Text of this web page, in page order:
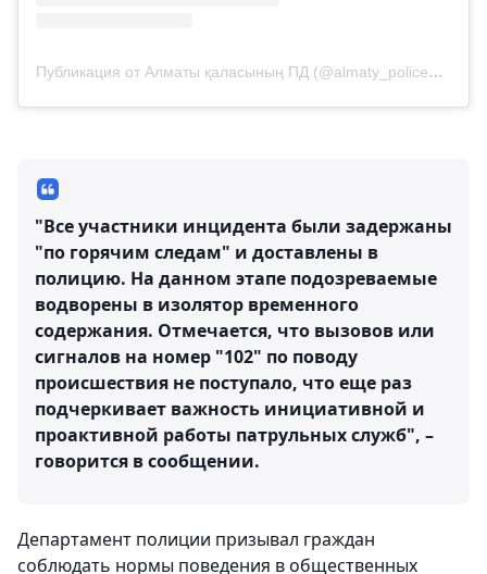
Публикация от Алматы қаласының ПД (@almaty_police_department)
"Все участники инцидента были задержаны
"по горячим следам" и доставлены в
полицию. На данном этапе подозреваемые
водворены в изолятор временного
содержания. Отмечается, что вызовов или
сигналов на номер "102" по поводу
происшествия не поступало, что еще раз
подчеркивает важность инициативной и
проактивной работы патрульных служб", –
говорится в сообщении.
Департамент полиции призывал граждан
соблюдать нормы поведения в общественных